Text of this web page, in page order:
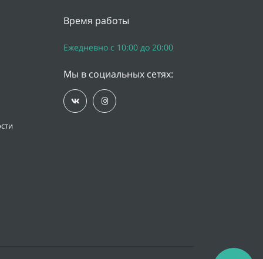
Время работы
Ежедневно с 10:00 до 20:00
Мы в социальных сетях: